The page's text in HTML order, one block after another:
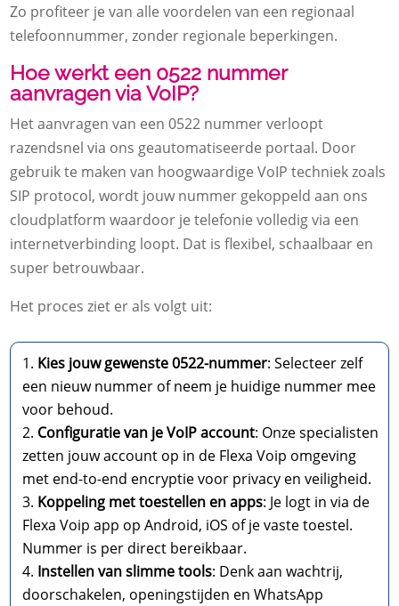
Zo profiteer je van alle voordelen van een regionaal
telefoonnummer, zonder regionale beperkingen.
Hoe werkt een 0522 nummer
aanvragen via VoIP?
Het aanvragen van een 0522 nummer verloopt
razendsnel via ons geautomatiseerde portaal. Door
gebruik te maken van hoogwaardige VoIP techniek zoals
SIP protocol, wordt jouw nummer gekoppeld aan ons
cloudplatform waardoor je telefonie volledig via een
internetverbinding loopt. Dat is flexibel, schaalbaar en
super betrouwbaar.
Het proces ziet er als volgt uit:
Kies jouw gewenste 0522-nummer: Selecteer zelf
een nieuw nummer of neem je huidige nummer mee
voor behoud.
Configuratie van je VoIP account: Onze specialisten
zetten jouw account op in de Flexa Voip omgeving
met end-to-end encryptie voor privacy en veiligheid.
Koppeling met toestellen en apps: Je logt in via de
Flexa Voip app op Android, iOS of je vaste toestel.
Nummer is per direct bereikbaar.
Instellen van slimme tools: Denk aan wachtrij,
doorschakelen, openingstijden en WhatsApp